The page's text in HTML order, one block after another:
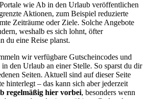
wie Ab in den Urlaub veröffentlichen
Aktionen, zum Beispiel reduzierte
Zeiträume oder Ziele. Solche Angebote
weshalb es sich lohnt, öfter
du eine Reise planst.
wir verfügbare Gutscheincodes und
den Urlaub an einer Stelle. So sparst du dir
Seiten. Aktuell sind auf dieser Seite
hinterlegt – das kann sich aber jederzeit
regelmäßig hier vorbei, besonders wenn